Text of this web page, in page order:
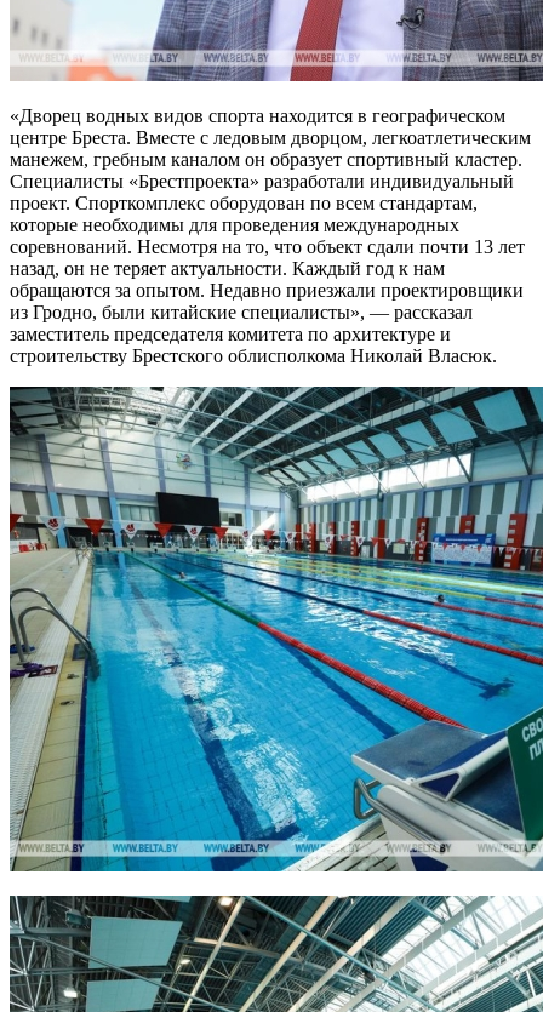
«Дворец водных видов спорта находится в географическом
центре Бреста. Вместе с ледовым дворцом, легкоатлетическим
манежем, гребным каналом он образует спортивный кластер.
Специалисты «Брестпроекта» разработали индивидуальный
проект. Спорткомплекс оборудован по всем стандартам,
которые необходимы для проведения международных
соревнований. Несмотря на то, что объект сдали почти 13 лет
назад, он не теряет актуальности. Каждый год к нам
обращаются за опытом. Недавно приезжали проектировщики
из Гродно, были китайские специалисты», — рассказал
заместитель председателя комитета по архитектуре и
строительству Брестского облисполкома Николай Власюк.